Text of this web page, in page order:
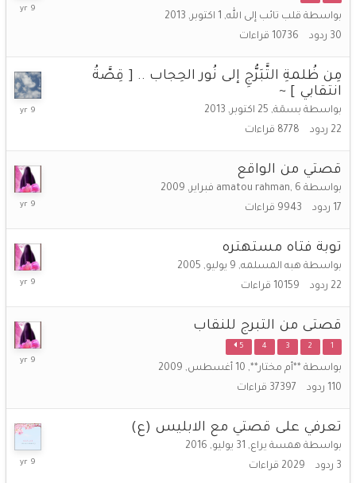
بواسطة قلب تائب إلى الله, 1 اكتوبر, 2013
30 ردود 10736 قراءات
مِن ظُلمةِ التَّبَرُّجِ إلى نُور الحِجاب .. [ قِصَّةُ
انتقابي ] ~
بواسطة بسمَة, 25 اكتوبر, 2013
22 ردود 8778 قراءات
17
قصتي من الواقع
بواسطة amatou rahman, 6 فبراير, 2009
17 ردود 9943 قراءات
2017
توبة فتاه مستهتره
بواسطة هبه المسلمه, 9 يوليو, 2005
22 ردود 10159 قراءات
قصتى من التبرج للنقاب
1
2
3
4
5
بواسطة **أم مختار**, 10 أغسطس, 2009
110 ردود 37397 قراءات
تعرفي على قصتي مع الابليس (ع)
بواسطة همسة يراع, 31 يوليو, 2016
3 ردود 2029 قراءات